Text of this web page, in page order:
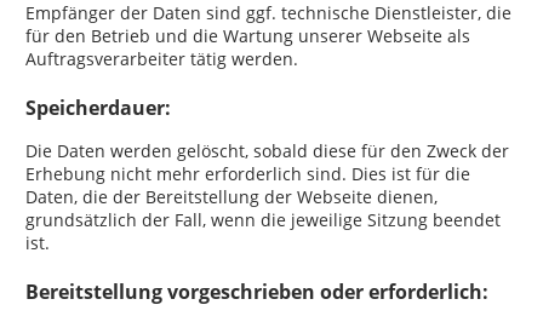
Empfänger der Daten sind ggf. technische Dienstleister, die
für den Betrieb und die Wartung unserer Webseite als
Auftragsverarbeiter tätig werden.
Speicherdauer:
Die Daten werden gelöscht, sobald diese für den Zweck der
Erhebung nicht mehr erforderlich sind. Dies ist für die
Daten, die der Bereitstellung der Webseite dienen,
grundsätzlich der Fall, wenn die jeweilige Sitzung beendet
ist.
Bereitstellung vorgeschrieben oder erforderlich: